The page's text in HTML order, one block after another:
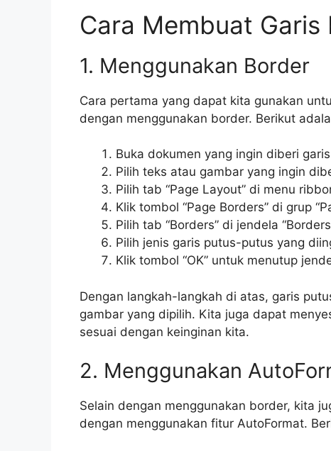
Cara Membuat
1. Menggunakan Border
Cara pertama yang dapat kita gunakan
dengan menggunakan border. Berikut
Buka dokumen yang ingin diberi
Pilih teks atau gambar yang ingin
Pilih tab “Page Layout” di menu
Klik tombol “Page Borders” di grup
Pilih tab “Borders” di jendela
Pilih jenis garis putus-putus yang
Klik tombol “OK” untuk menutup
Dengan langkah-langkah di atas, garis
gambar yang dipilih. Kita juga dapat
sesuai dengan keinginan kita.
2. Menggunakan
Selain dengan menggunakan border, kita
dengan menggunakan fitur AutoFormat.